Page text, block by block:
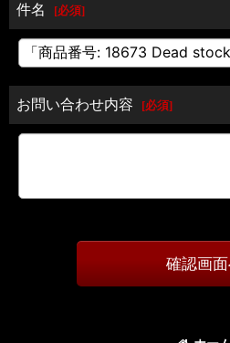
件名 [必須]
お問い合わせ内容 [必須]
確認画